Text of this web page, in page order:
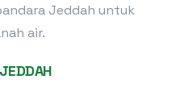
Jeddah untuk
air.